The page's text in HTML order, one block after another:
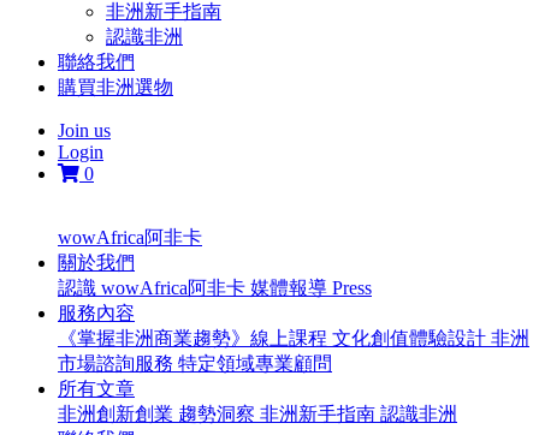
非洲新手指南
認識非洲
聯絡我們
購買非洲選物
Join us
Login
0
wowAfrica阿非卡
關於我們
認識 wowAfrica阿非卡 媒體報導 Press
服務內容
《掌握非洲商業趨勢》線上課程 文化創值體驗設計 非洲
市場諮詢服務 特定領域專業顧問
所有文章
非洲創新創業 趨勢洞察 非洲新手指南 認識非洲